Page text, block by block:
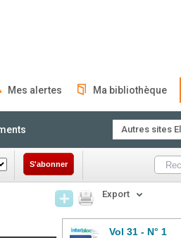
Mes alertes Ma bibliothèque
Autres sites
S'abonner
Export
Vol 31 - N° 1